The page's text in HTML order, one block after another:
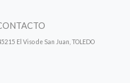
El Viso de San Juan, TOLEDO